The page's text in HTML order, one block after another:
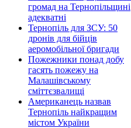
громад на Тернопільщині
адекватні
Тернопіль для ЗСУ: 50
дронів для бійців
аеромобільної бригади
Пожежники понад добу
гасять пожежу на
Малашівському
сміттєзвалищі
Американець назвав
Тернопіль найкращим
містом України